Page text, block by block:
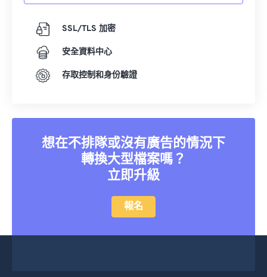
SSL/TLS 加密
安全資料中心
存取控制和身份驗證
想在不排隊或沒有廣告的情況下
轉換大型檔案嗎？
立即升級
報名